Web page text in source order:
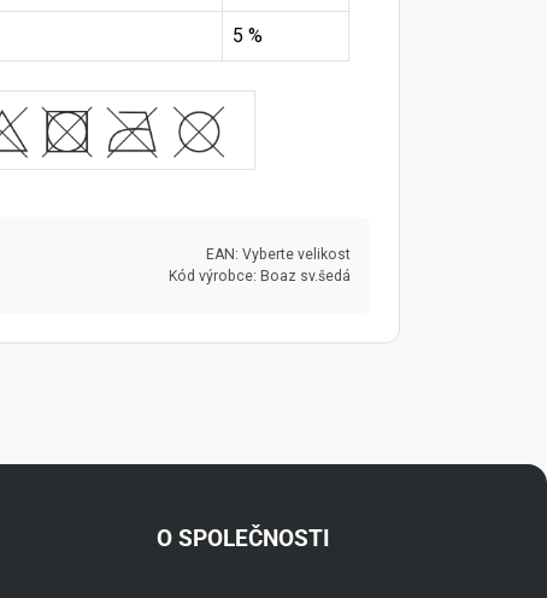
5 %
EAN: Vyberte velikost
Kód výrobce: Boaz sv.šedá
O SPOLEČNOSTI